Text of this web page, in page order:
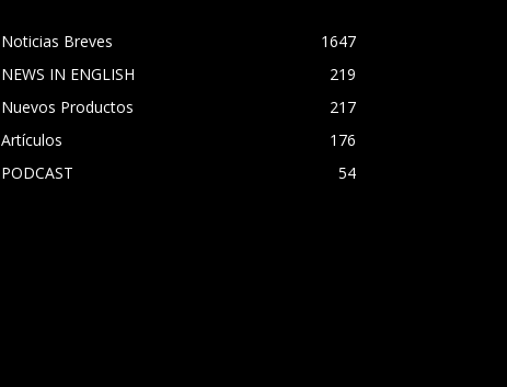
Noticias Breves
1647
NEWS IN ENGLISH
219
Nuevos Productos
217
Artículos
176
PODCAST
54